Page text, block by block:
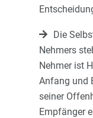
Die
Nehmers
Nehmer ist
Anfang und
seiner
Empfänger